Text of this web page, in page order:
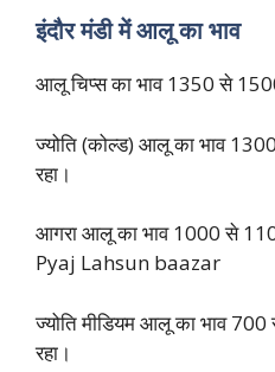
इंदौर मंडी में आलू का भाव
आलू चिप्स का भाव 1350 से
ज्योति (कोल्ड) आलू का भाव
रहा।
आगरा आलू का भाव 1000 से
Pyaj Lahsun baazar
ज्योति मीडियम आलू का भाव
रहा।